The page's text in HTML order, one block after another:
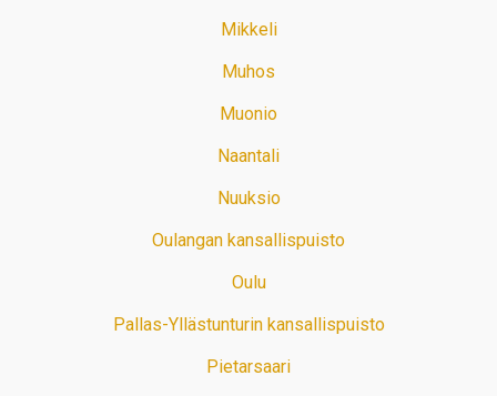
Mikkeli
Muhos
Muonio
Naantali
Nuuksio
Oulangan kansallispuisto
Oulu
Pallas-Yllästunturin kansallispuisto
Pietarsaari